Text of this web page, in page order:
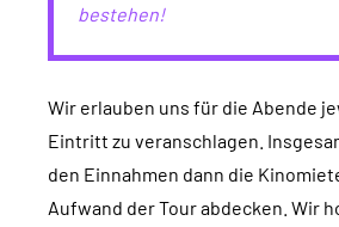
bestehen!
Wir erlauben uns für die Abende
Eintritt zu veranschlagen.
den Einnahmen dann die
Aufwand der Tour abdecken. Wir